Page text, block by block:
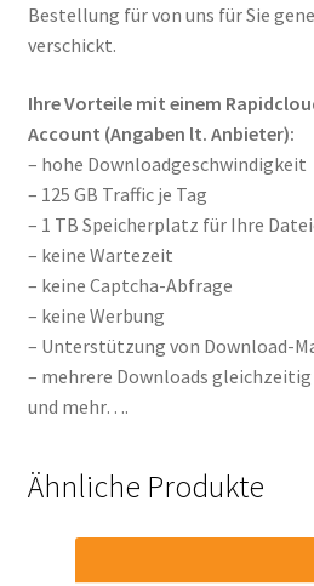
Bestellung für von uns für Sie
verschickt.
Ihre Vorteile mit einem
Account (Angaben lt. Anbieter):
– hohe Downloadgeschwindigkeit
– 125 GB Traffic je Tag
– 1 TB Speicherplatz für Ihre
– keine Wartezeit
– keine Captcha-Abfrage
– keine Werbung
– Unterstützung von Download-
– mehrere Downloads gleichzeitig
und mehr….
Ähnliche Produkte